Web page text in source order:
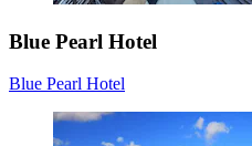
Blue Pearl Hotel
Blue Pearl Hotel